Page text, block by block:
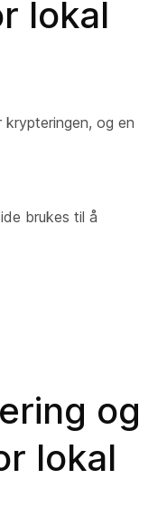
lokal
krypteringen, og en
brukes til å
og
lokal